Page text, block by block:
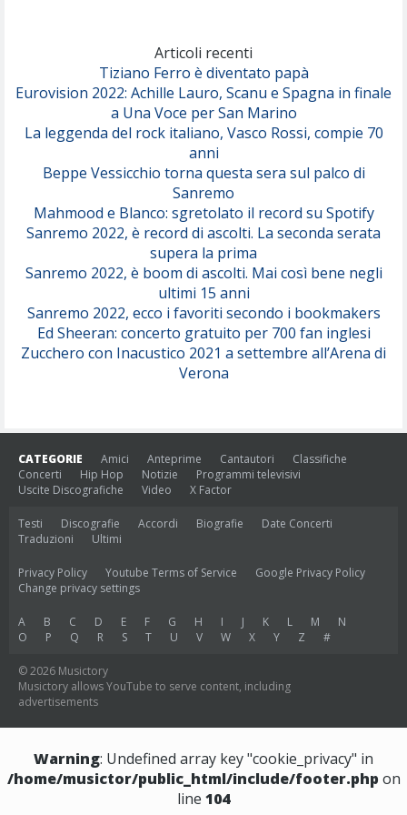
Serenamente
Articoli recenti
Tiziano Ferro è diventato papà
Eurovision 2022: Achille Lauro, Scanu e Spagna in finale
a Una Voce per San Marino
La leggenda del rock italiano, Vasco Rossi, compie 70
anni
Beppe Vessicchio torna questa sera sul palco di
Sanremo
Mahmood e Blanco: sgretolato il record su Spotify
Sanremo 2022, è record di ascolti. La seconda serata
supera la prima
Sanremo 2022, è boom di ascolti. Mai così bene negli
ultimi 15 anni
Sanremo 2022, ecco i favoriti secondo i bookmakers
Ed Sheeran: concerto gratuito per 700 fan inglesi
Zucchero con Inacustico 2021 a settembre all’Arena di
Verona
CATEGORIE Amici Anteprime Cantautori
Classifiche
Concerti
Hip Hop Notizie
Programmi televisivi
Uscite Discografiche
Video X Factor
Testi Discografie Accordi Biografie
Date Concerti
Traduzioni
Ultimi
Privacy Policy Youtube Terms of Service
Google Privacy Policy
Change privacy settings
A B C D E F G H I J K L M
N
O
P Q R S T U V W X Y Z #
© 2026 Musictory
Musictory allows YouTube to serve content, including
advertisements
Warning: Undefined array key "cookie_privacy" in
/home/musictor/public_html/include/footer.php on
line 104